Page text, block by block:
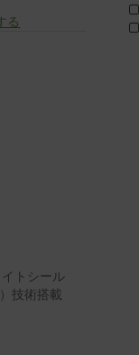
る
トシール
技術搭載